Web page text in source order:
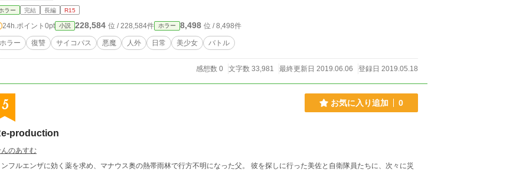
ラー 完結 長編 R15
24h.ポイント 0pt 小説 228,584 位 / 228,584件 ホラー 8,498 位 / 8,498件
ホラー 復讐 サイコパス 悪魔 人外 日常 美少女 バトル
感想数 0 文字数 33,981 最終更新日 2019.06.06 登録日 2019.05.18
5 お気に入り追加 0
production
のあすむ
フルエンザに効く薬を求め、マナウス奥の熱帯雨林で行方不明になった父。 彼を探しに行った美佐と自衛隊員たちに、次々に災